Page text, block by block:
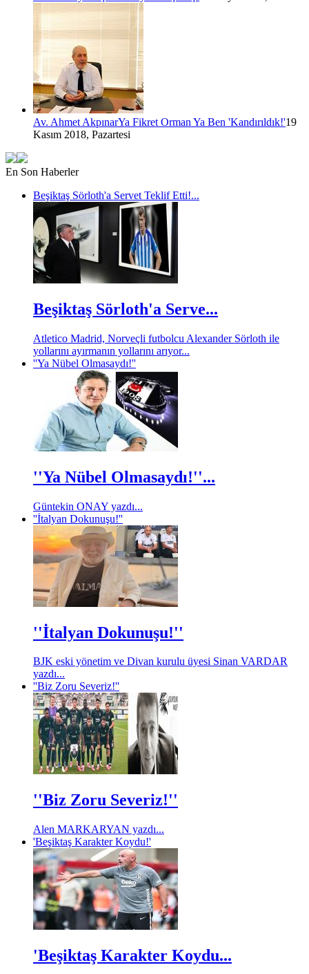
Av. Ahmet AkpınarYa Fikret Orman Ya Ben 'Kandırıldık!'19
Kasım 2018, Pazartesi
En Son Haberler
Beşiktaş Sörloth'a Servet Teklif Etti!...
Beşiktaş Sörloth'a Serve...
Atletico Madrid, Norveçli futbolcu Alexander Sörloth ile
yollarını ayırmanın yollarını arıyor...
''Ya Nübel Olmasaydı!''
''Ya Nübel Olmasaydı!''...
Güntekin ONAY yazdı...
''İtalyan Dokunuşu!''
''İtalyan Dokunuşu!''
BJK eski yönetim ve Divan kurulu üyesi Sinan VARDAR
yazdı...
''Biz Zoru Severiz!''
''Biz Zoru Severiz!''
Alen MARKARYAN yazdı...
'Beşiktaş Karakter Koydu!'
'Beşiktaş Karakter Koydu...